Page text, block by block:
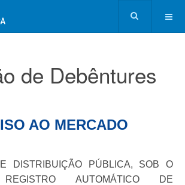
de Debêntures
AO MERCADO
DISTRIBUIÇÃO PÚBLICA, SOB O
AUTOMÁTICO DE